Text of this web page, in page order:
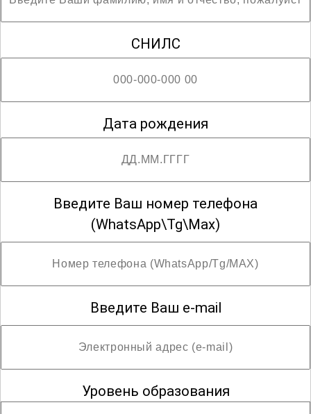
Полученные знания помогут вам
достичь новых высот в
профессиональной деятельности и
стать лидером в своей отрасли.
СНИЛС
Дата рождения
Введите Ваш номер телефона
(WhatsApp\Tg\Max)
Введите Ваш e-mail
Уровень образования